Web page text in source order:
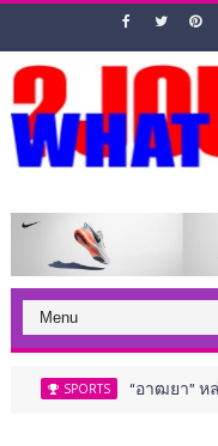
“อาฒยา” หล่นที่สามตา